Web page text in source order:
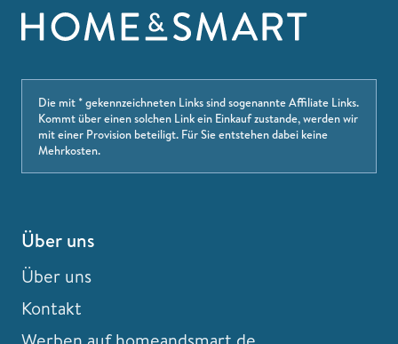
Die mit * gekennzeichneten Links sind sogenannte Affiliate Links.
Kommt über einen solchen Link ein Einkauf zustande, werden wir
mit einer Provision beteiligt. Für Sie entstehen dabei keine
Mehrkosten.
Über uns
Über uns
Kontakt